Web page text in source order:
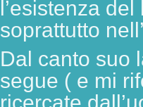
l’esistenza
soprattutto
Dal canto suo
segue ( e mi